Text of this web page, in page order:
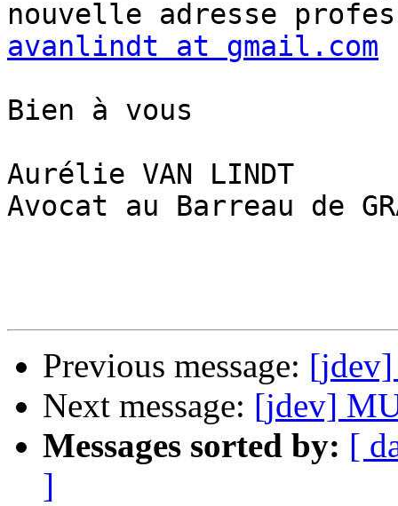
avanlindt at gmail.com
Bien à vous
Aurélie VAN LINDT
Avocat au Barreau de
Previous message: [jdev]
Next message: [jdev]
Messages sorted by: [
]